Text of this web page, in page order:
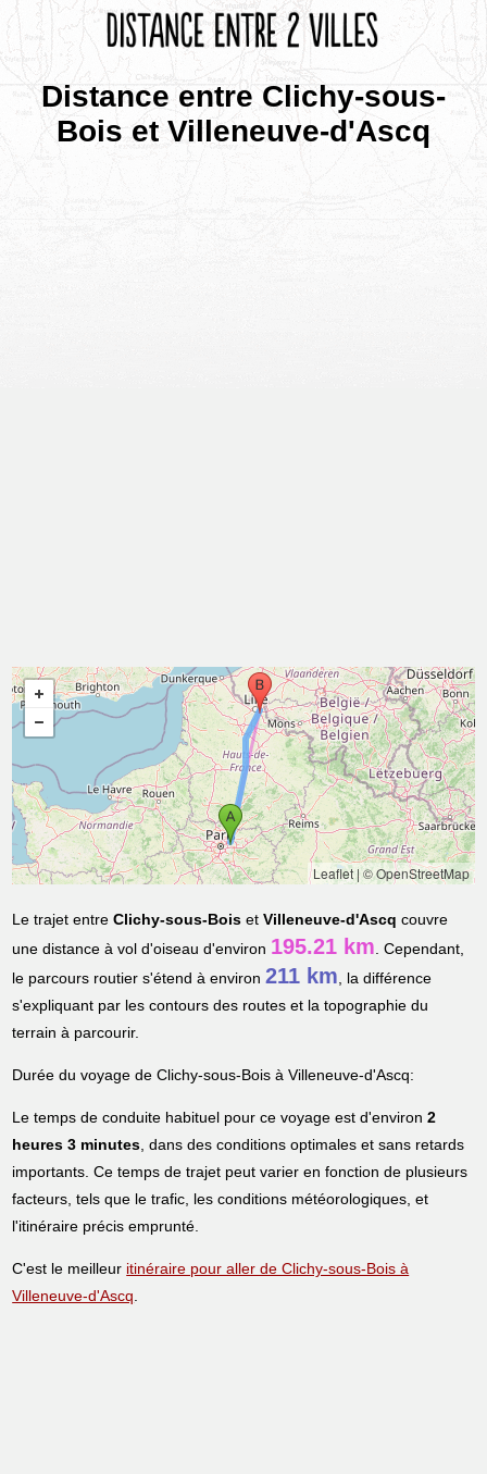
Distance entre Clichy-sous-
Bois et Villeneuve-d'Ascq
Leaflet|© OpenStreetMap
Le trajet entreClichy-sous-Bois etVilleneuve-d'Ascq couvre
une distance à vol d'oiseau d'environ 195.21 km. Cependant,
le parcours routier s'étend à environ211 km, la différence
s'expliquant par les contours des routes et la topographie du
terrain à parcourir.
Durée du voyage de Clichy-sous-Bois à Villeneuve-d'Ascq:
Le temps de conduite habituel pour ce voyage est d'environ2
heures 3 minutes, dans des conditions optimales et sans retards
importants. Ce temps de trajet peut varier en fonction de plusieurs
facteurs, tels que le trafic, les conditions météorologiques, et
l'itinéraire précis emprunté.
C'est le meilleur itinéraire pour aller de Clichy-sous-Bois à
Villeneuve-d'Ascq.